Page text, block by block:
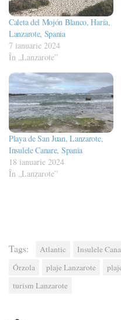
Caleta del Mojón Blanco, Haría,
Lanzarote, Spania
7 ianuarie 2024
În „Lanzarote”
Playa de San Juan, Lanzarote,
Insulele Canare, Spania
18 ianuarie 2024
În „Lanzarote”
Tags: Atlantic Insulele
Órzola
plaje Lanzarote
turism Lanzarote